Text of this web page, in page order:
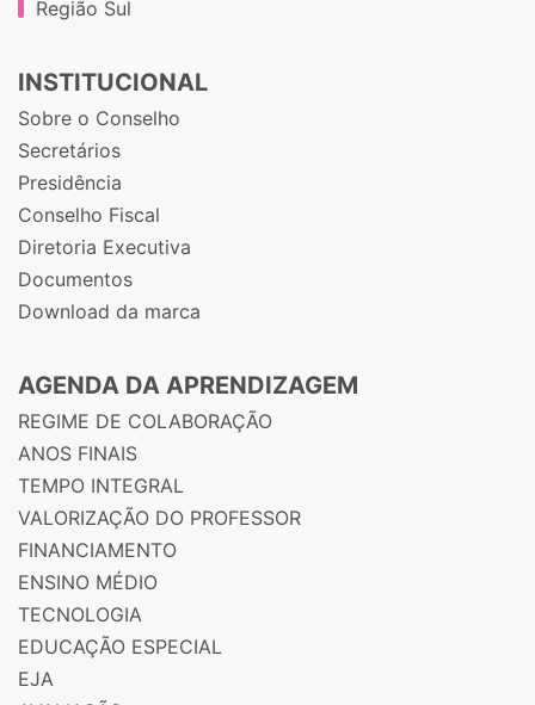
Região Sul
INSTITUCIONAL
Sobre o Conselho
Secretários
Presidência
Conselho Fiscal
Diretoria Executiva
Documentos
Download da marca
AGENDA DA APRENDIZAGEM
REGIME DE COLABORAÇÃO
ANOS FINAIS
TEMPO INTEGRAL
VALORIZAÇÃO DO PROFESSOR
FINANCIAMENTO
ENSINO MÉDIO
TECNOLOGIA
EDUCAÇÃO ESPECIAL
EJA